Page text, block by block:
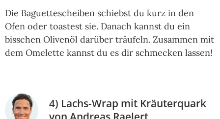
Die Baguettescheiben schiebst du kurz in den
Ofen oder toastest sie. Danach kannst du ein
bisschen Olivenöl darüber träufeln. Zusammen mit
dem Omelette kannst du es dir schmecken lassen!
4) Lachs-Wrap mit Kräuterquark